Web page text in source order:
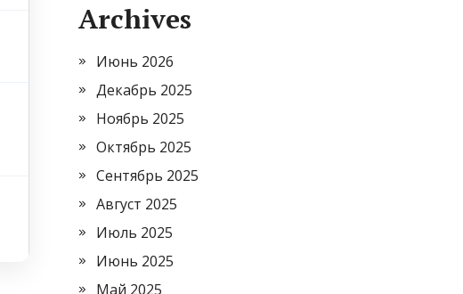
Archives
Июнь 2026
Декабрь 2025
Ноябрь 2025
Октябрь 2025
Сентябрь 2025
Август 2025
Июль 2025
Июнь 2025
Май 2025